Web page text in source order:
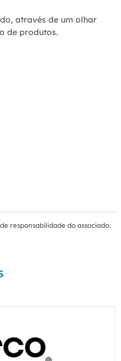
através de um olhar
de produtos.
responsabilidade do associado.